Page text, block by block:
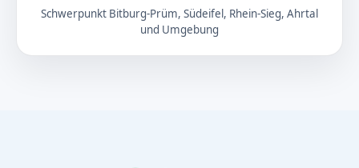
Schwerpunkt Bitburg-Prüm, Südeifel, Rhein-Sieg, Ahrtal
und Umgebung